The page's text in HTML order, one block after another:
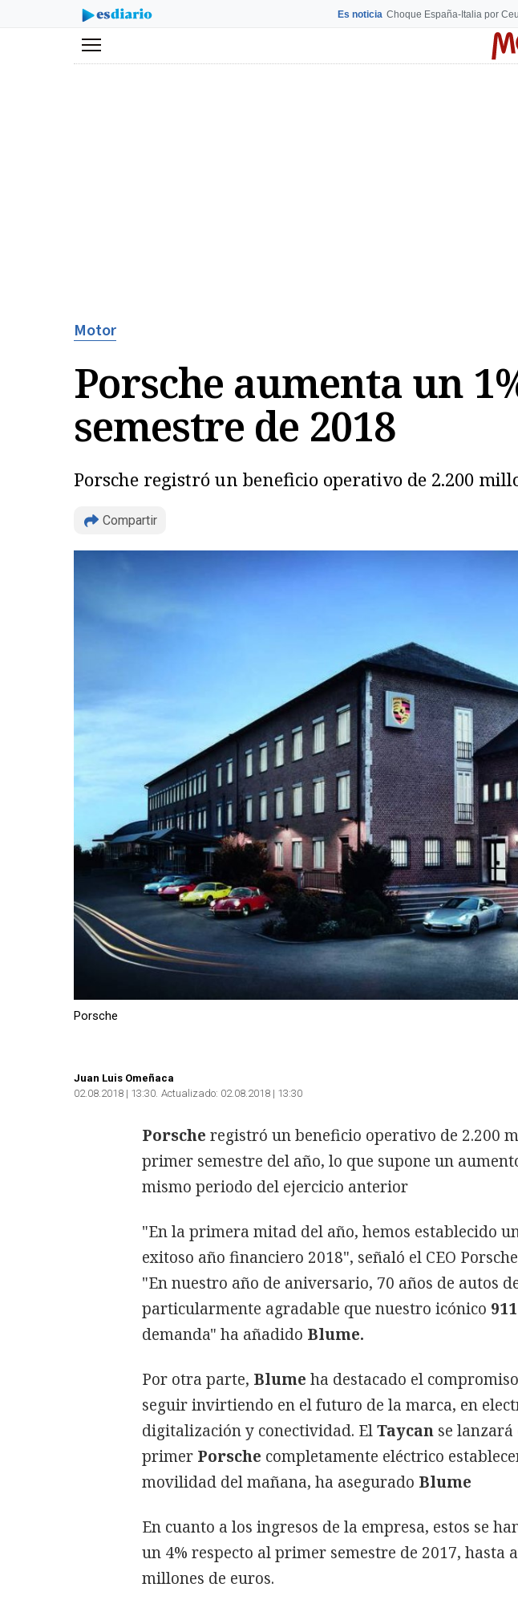
Es noticia Choque España-Italia por
Menú
Motor
Porsche aumenta un
semestre de 2018
Porsche registró un beneficio operativo de 2.200
Compartir
Copiar
Porsche
Juan Luis Omeñaca
02.08.2018 | 13:30 Actualizado: 02.08.2018 | 13:30
Porsche registró un beneficio operativo de 2.200
primer semestre del año, lo que supone un
mismo periodo del ejercicio anterior
"En la primera mitad del año, hemos establecido
exitoso año financiero 2018", señaló el CEO
"En nuestro año de aniversario, 70 años de autos
particularmente agradable que nuestro icónico 911
demanda" ha añadido Blume.
Por otra parte, Blume ha destacado el
seguir invirtiendo en el futuro de la marca, en
digitalización y conectividad. ElTaycan se
primer Porsche completamente eléctrico
movilidad del mañana, ha asegurado Blume
En cuanto a los ingresos de la empresa, estos se
un 4% respecto al primer semestre de 2017, hasta
millones de euros.